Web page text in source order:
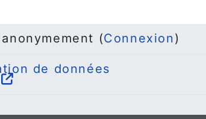
(Connexion)
de données